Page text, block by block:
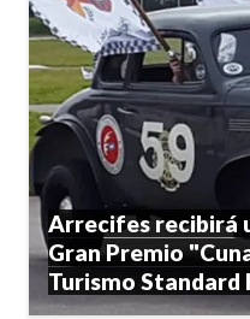
Arrecifes recibirá
Gran Premio
Turismo